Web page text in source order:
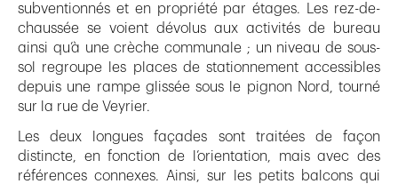
subventionnés et en propriété par étages. Les rez-de-
chaussée se voient dévolus aux activités de bureau
ainsi qu’à une crèche communale ; un niveau de sous-
sol regroupe les places de stationnement accessibles
depuis une rampe glissée sous le pignon Nord, tourné
sur la rue de Veyrier.
Les deux longues façades sont traitées de façon
distincte, en fonction de l’orientation, mais avec des
références connexes. Ainsi, sur les petits balcons qui